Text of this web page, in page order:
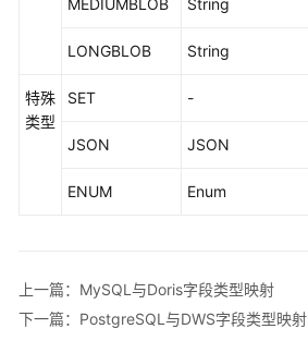
权
用
时
成
MEDIUMBLOB String
LONGBLOB String
特殊
类型
SET -
JSON JSON
ENUM Enum
上一篇：MySQL与Doris字段类型映射
下一篇：PostgreSQL与DWS字段类型映射